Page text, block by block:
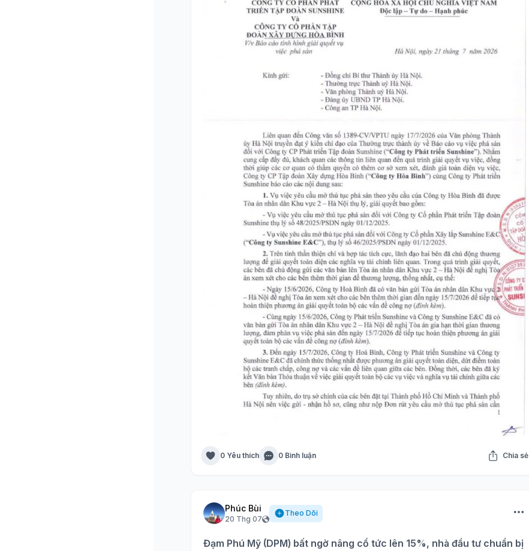
0 Yêu thích 0 Bình luận Chia sẻ
Phúc Bùi
20 Thg 07
Theo Dõi
Đạm Phú Mỹ (DPM) bất ngờ nâng cổ tức lên 15%, nhà đầu tư chuẩn bị